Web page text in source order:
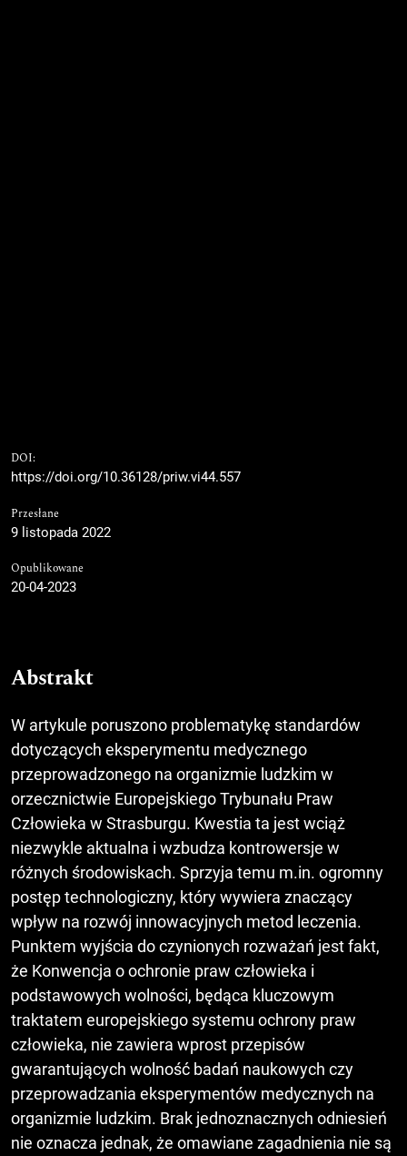
DOI:
https://doi.org/10.36128/priw.vi44.557
Przesłane
9 listopada 2022
Opublikowane
20-04-2023
Abstrakt
W artykule poruszono problematykę standardów
dotyczących eksperymentu medycznego
przeprowadzonego na organizmie ludzkim w
orzecznictwie Europejskiego Trybunału Praw
Człowieka w Strasburgu. Kwestia ta jest wciąż
niezwykle aktualna i wzbudza kontrowersje w
różnych środowiskach. Sprzyja temu m.in. ogromny
postęp technologiczny, który wywiera znaczący
wpływ na rozwój innowacyjnych metod leczenia.
Punktem wyjścia do czynionych rozważań jest fakt,
że Konwencja o ochronie praw człowieka i
podstawowych wolności, będąca kluczowym
traktatem europejskiego systemu ochrony praw
człowieka, nie zawiera wprost przepisów
gwarantujących wolność badań naukowych czy
przeprowadzania eksperymentów medycznych na
organizmie ludzkim. Brak jednoznacznych odniesień
nie oznacza jednak, że omawiane zagadnienia nie są